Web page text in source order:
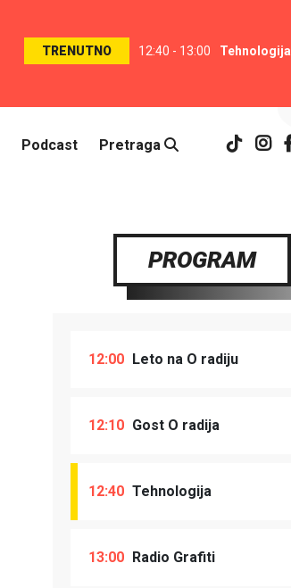
TRENUTNO 12:40 - 13:00 Tehnologija
Podcast Pretraga
PROGRAM
12:00 Leto na O radiju
12:10 Gost O radija
12:40 Tehnologija
13:00 Radio Grafiti